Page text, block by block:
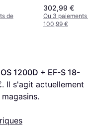
de
5.6 III
302,99 €
Ou 3 paiements
100,99 €
1200D + EF-S 18-
. Il s'agit actuellement
magasins.